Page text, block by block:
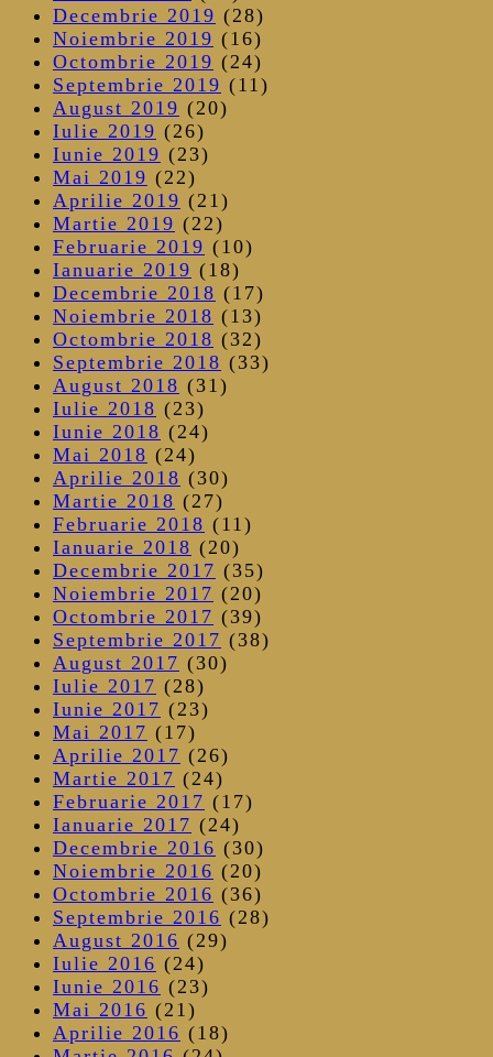
Decembrie 2019 (28)
Noiembrie 2019 (16)
Octombrie 2019 (24)
Septembrie 2019 (11)
August 2019 (20)
Iulie 2019 (26)
Iunie 2019 (23)
Mai 2019 (22)
Aprilie 2019 (21)
Martie 2019 (22)
Februarie 2019 (10)
Ianuarie 2019 (18)
Decembrie 2018 (17)
Noiembrie 2018 (13)
Octombrie 2018 (32)
Septembrie 2018 (33)
August 2018 (31)
Iulie 2018 (23)
Iunie 2018 (24)
Mai 2018 (24)
Aprilie 2018 (30)
Martie 2018 (27)
Februarie 2018 (11)
Ianuarie 2018 (20)
Decembrie 2017 (35)
Noiembrie 2017 (20)
Octombrie 2017 (39)
Septembrie 2017 (38)
August 2017 (30)
Iulie 2017 (28)
Iunie 2017 (23)
Mai 2017 (17)
Aprilie 2017 (26)
Martie 2017 (24)
Februarie 2017 (17)
Ianuarie 2017 (24)
Decembrie 2016 (30)
Noiembrie 2016 (20)
Octombrie 2016 (36)
Septembrie 2016 (28)
August 2016 (29)
Iulie 2016 (24)
Iunie 2016 (23)
Mai 2016 (21)
Aprilie 2016 (18)